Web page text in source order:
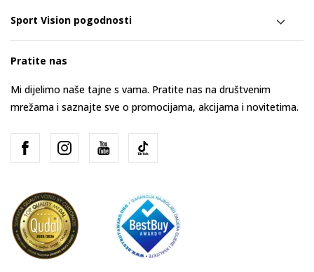
Sport Vision pogodnosti
Pratite nas
Mi dijelimo naše tajne s vama. Pratite nas na društvenim
mrežama i saznajte sve o promocijama, akcijama i novitetima.